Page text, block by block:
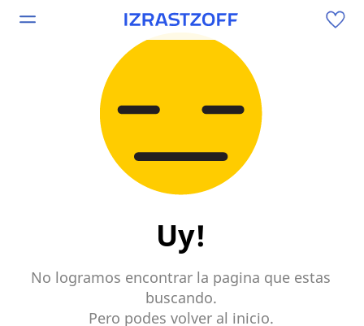
Uy!
No logramos encontrar la pagina que estas
buscando.
Pero podes volver al inicio.